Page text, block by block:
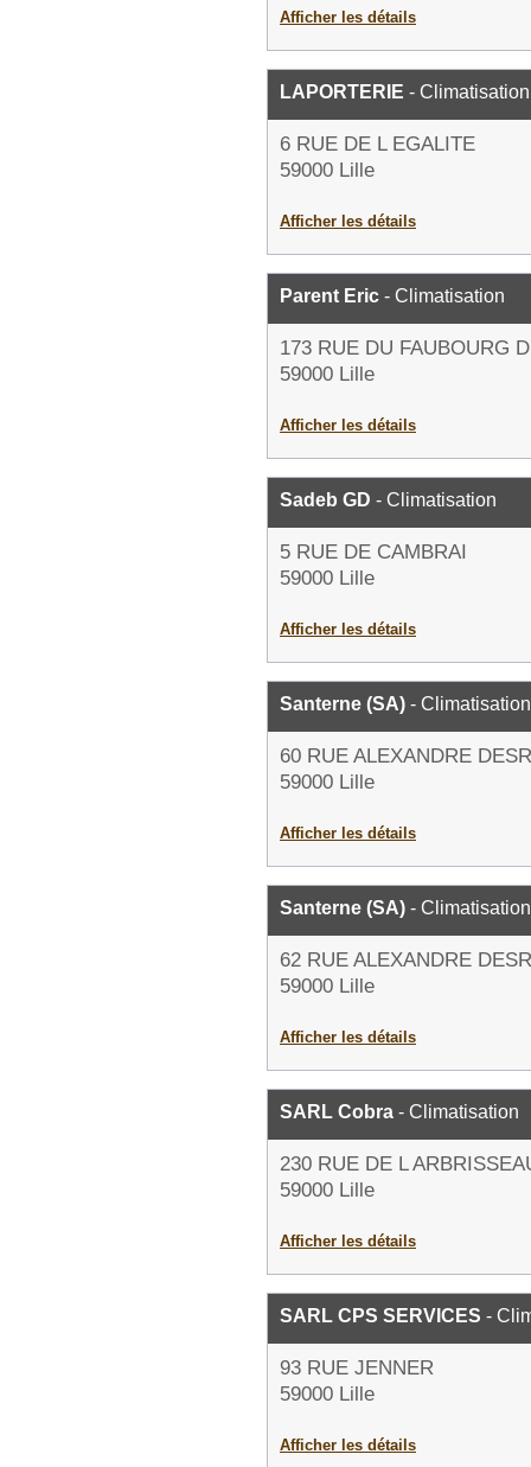
Afficher les détails
LAPORTERIE - Climatisation
6 RUE DE L EGALITE
59000 Lille
Afficher les détails
Parent Eric - Climatisation
173 RUE DU FAUBOURG
59000 Lille
Afficher les détails
Sadeb GD - Climatisation
5 RUE DE CAMBRAI
59000 Lille
Afficher les détails
Santerne (SA) - Climatisation
60 RUE ALEXANDRE
59000 Lille
Afficher les détails
Santerne (SA) - Climatisation
62 RUE ALEXANDRE
59000 Lille
Afficher les détails
SARL Cobra - Climatisation
230 RUE DE L
59000 Lille
Afficher les détails
SARL CPS SERVICES -
93 RUE JENNER
59000 Lille
Afficher les détails